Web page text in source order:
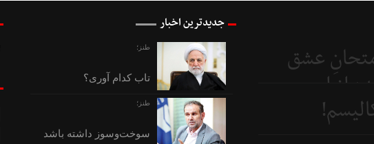
عشق
از اربعین...
جدیدترین اخبار
طنز؛
تاب کدام آوری؟
طنز؛
سوخت‌وسوز داشته باشد